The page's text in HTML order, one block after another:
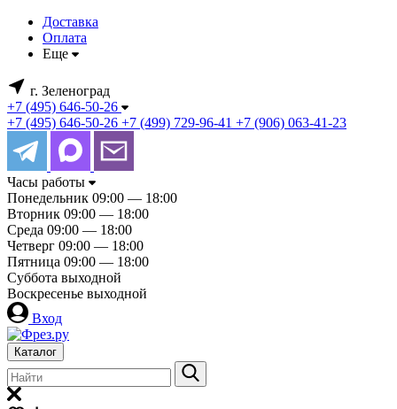
Доставка
Оплата
Еще
г. Зеленоград
+7 (495) 646-50-26
+7 (495) 646-50-26 +7 (499) 729-96-41 +7 (906) 063-41-23
Часы работы
Понедельник 09:00 — 18:00
Вторник 09:00 — 18:00
Среда 09:00 — 18:00
Четверг 09:00 — 18:00
Пятница 09:00 — 18:00
Суббота выходной
Воскресенье выходной
Вход
Каталог